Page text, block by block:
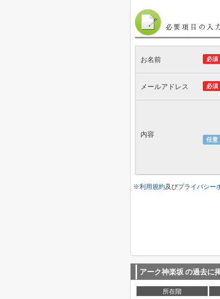
必須
お名前
必須
メールアドレス
任意
内容
※利用規約及びプライバシー
アーク神楽坂 の過去に
所在階